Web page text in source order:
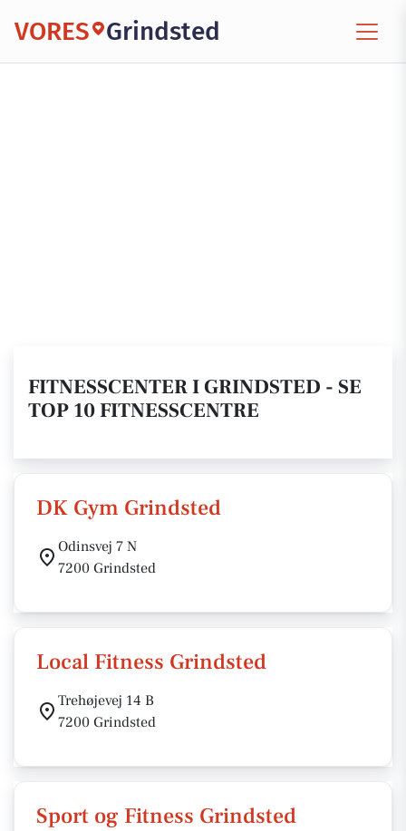
VORES Grindsted
FITNESSCENTER I GRINDSTED - SE
TOP 10 FITNESSCENTRE
DK Gym Grindsted
Odinsvej 7 N
7200 Grindsted
Local Fitness Grindsted
Trehøjevej 14 B
7200 Grindsted
Sport og Fitness Grindsted